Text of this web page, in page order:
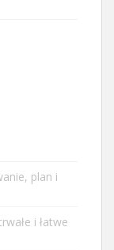
plan i
i łatwe